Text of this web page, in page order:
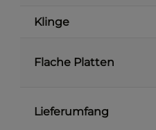
Klinge
Flache Platten
Lieferumfang